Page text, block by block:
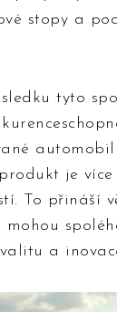
stopy a
tyto
je více
To přináší
mohou
a